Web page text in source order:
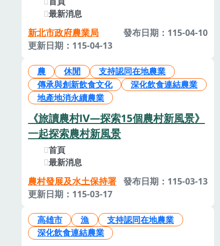
最新消息
新北市政府農業局
發布日期：115-04-10
更新日期：115-04-13
農 休閒
支持認同在地農業
傳承與創新飲食文化
深化飲食連結農業
地產地消永續農業
《旅讀農村Ⅳ—探索15個農村新風景》
一起探索農村新風景
首頁
最新消息
農村發展及水土保持署 發布日期：115-03-13
更新日期：115-03-17
高雄市 漁
支持認同在地農業
深化飲食連結農業